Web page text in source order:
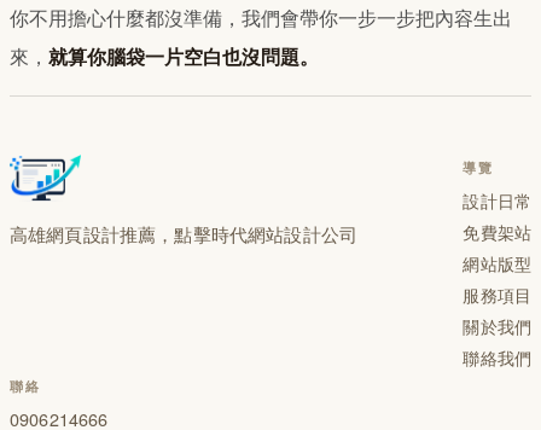
你不用擔心什麼都沒準備，我們會帶你一步一步把內容生出
來， 就算你腦袋一片空白也沒問題。
高雄網頁設計推薦，點擊時代網站設計公司
導覽
設計日常
免費架站
網站版型
服務項目
關於我們
聯絡我們
聯絡
0906214666